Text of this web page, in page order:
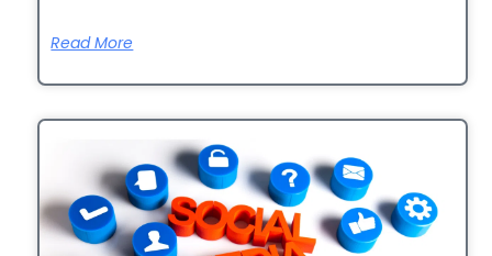
Read More